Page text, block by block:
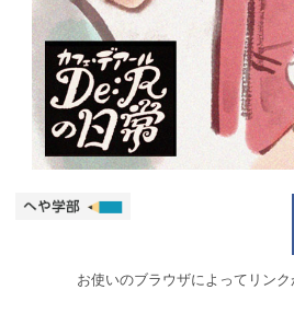
お使いのブラウザによってリン